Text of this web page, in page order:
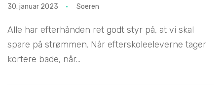
30. januar 2023 Soeren
Alle har efterhånden ret godt styr på, at vi skal
spare på strømmen. Når efterskoleeleverne tager
kortere bade, når...